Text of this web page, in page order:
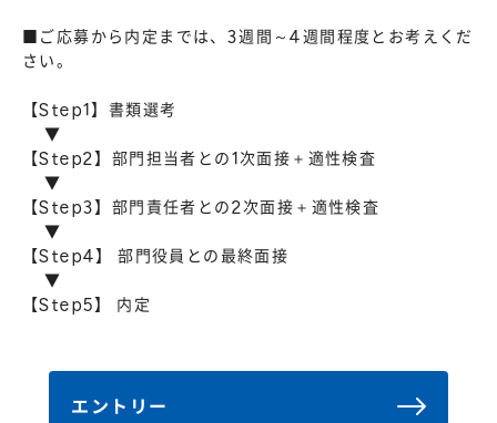
■ご応募から内定までは、3週間～4週間程度とお考えくだ
さい。
【Step1】書類選考
▼
【Step2】部門担当者との1次面接＋適性検査
▼
【Step3】部門責任者との2次面接＋適性検査
▼
【Step4】 部門役員との最終面接
▼
【Step5】 内定
エントリー